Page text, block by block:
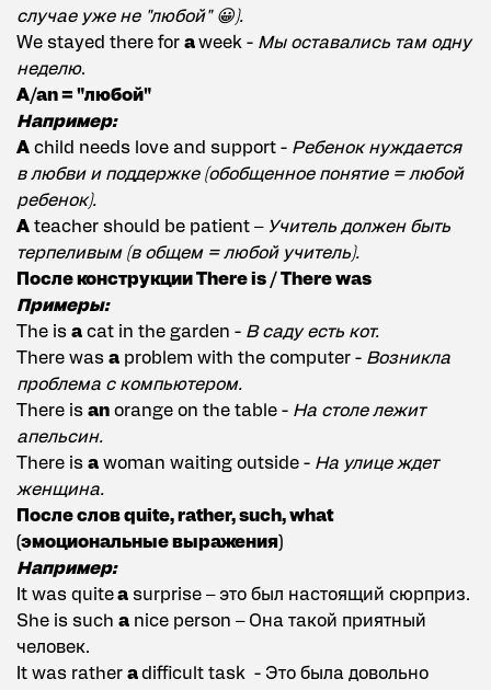
случае уже не "любой" 😀).
We stayed there for aweek - Мы оставались там одну
неделю.
A/an = "любой"
Например:
A child needs love and support - Ребенок нуждается
в любви и поддержке (обобщенное понятие = любой
ребенок).
A teacher should be patient – Учитель должен быть
терпеливым (в общем = любой учитель).
После конструкции There is / There was
Примеры:
The is a cat in the garden - В саду есть кот.
There was a problem with the computer - Возникла
проблема с компьютером.
There is an orange on the table - На столе лежит
апельсин.
There is a woman waiting outside - На улице ждет
женщина.
После слов quite, rather, such, what
(эмоциональные выражения)
Например:
It was quitea surprise – это был настоящий сюрприз.
She is such a nice person – Она такой приятный
человек.
It was rather adifficult task - Это была довольно